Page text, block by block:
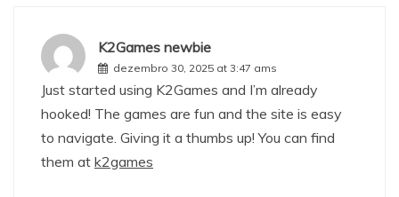
K2Games newbie
dezembro 30, 2025 at 3:47 ams
Just started using K2Games and I’m already
hooked! The games are fun and the site is easy
to navigate. Giving it a thumbs up! You can find
them at k2games